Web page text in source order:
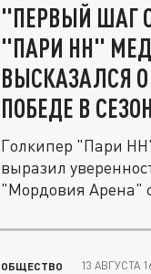
"ПЕРВЫЙ ШАГ
"ПАРИ НН"
ВЫСКАЗАЛСЯ
ПОБЕДЕ В
Голкипер "Пари
выразил
"Мордовия Арена"
ОБЩЕСТВО 13 АВГУСТА